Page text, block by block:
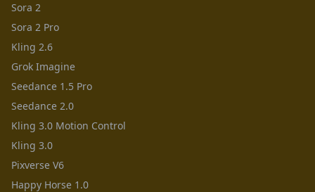
Sora 2
Sora 2 Pro
Kling 2.6
Grok Imagine
Seedance 1.5 Pro
Seedance 2.0
Kling 3.0 Motion Control
Kling 3.0
Pixverse V6
Happy Horse 1.0